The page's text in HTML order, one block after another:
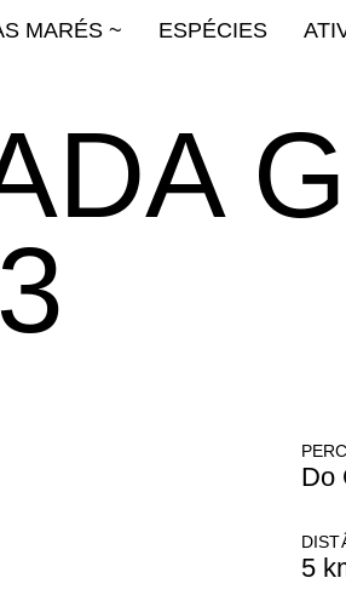
MARÉS ~ ESPÉCIES
Do
5